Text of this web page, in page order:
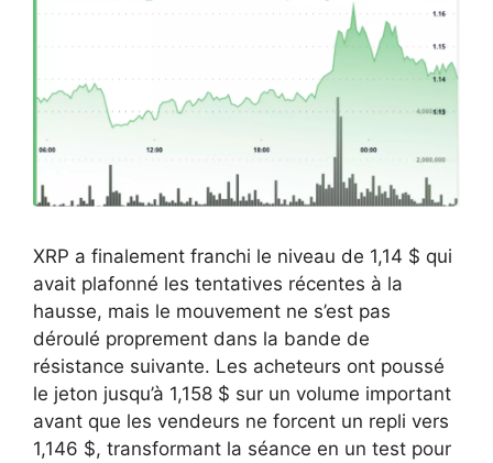
XRP a finalement franchi le niveau de 1,14 $ qui
avait plafonné les tentatives récentes à la
hausse, mais le mouvement ne s’est pas
déroulé proprement dans la bande de
résistance suivante. Les acheteurs ont poussé
le jeton jusqu’à 1,158 $ sur un volume important
avant que les vendeurs ne forcent un repli vers
1,146 $, transformant la séance en un test pour